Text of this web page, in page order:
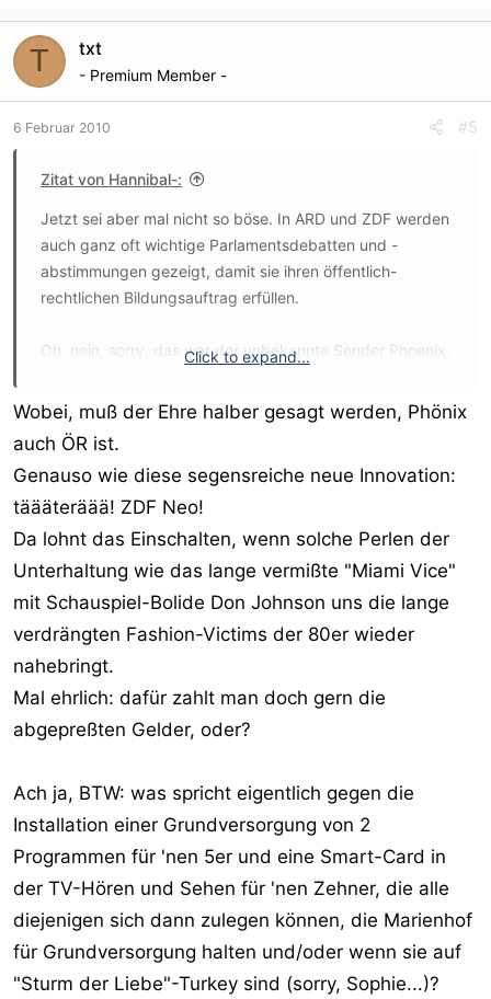
ROTE ROSEN (736)
STURM DER LIEBE (1009)
VERBOTENE LIEBE (3555)
undosweiterundsokotz.
Kein Scheiß, die Nummern hinter den Serien-Namen sind
die bislang ausgestrahlten Folgen.
Da weiß man endlich, daß die ach-so-teuren
Gebührengelder sorgsam und segensreich angelegt sind.
Werden wir verwöhnt?
(P.S.: Ich onaniere übrigens am liebsten beim ARD-
Buffett. Ich bin nämlich freche-kurzhaarfrisuren-auf-
langweiligen-frauen-mit-brille Fetischist)
Das Leben ist schön.
T txt
- Premium Member -
6 Februar 2010 #5
Zitat von Hannibal-:
Jetzt sei aber mal nicht so böse. In ARD und ZDF werden
auch ganz oft wichtige Parlamentsdebatten und -
abstimmungen gezeigt, damit sie ihren öffentlich-
rechtlichen Bildungsauftrag erfüllen.
Oh, nein, sorry, das war der unbekannte Sender Phoenix,
Click to expand...
Wobei, muß der Ehre halber gesagt werden, Phönix
auch ÖR ist.
Genauso wie diese segensreiche neue Innovation:
täääteräää! ZDF Neo!
Da lohnt das Einschalten, wenn solche Perlen der
Unterhaltung wie das lange vermißte "Miami Vice"
mit Schauspiel-Bolide Don Johnson uns die lange
verdrängten Fashion-Victims der 80er wieder
nahebringt.
Mal ehrlich: dafür zahlt man doch gern die
abgepreßten Gelder, oder?
Ach ja, BTW: was spricht eigentlich gegen die
Installation einer Grundversorgung von 2
Programmen für 'nen 5er und eine Smart-Card in
der TV-Hören und Sehen für 'nen Zehner, die alle
diejenigen sich dann zulegen können, die Marienhof
für Grundversorgung halten und/oder wenn sie auf
"Sturm der Liebe"-Turkey sind (sorry, Sophie...)?